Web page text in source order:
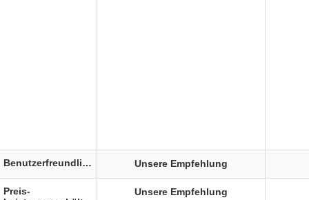
Unsere Empfehlung
Unsere Empfehlung
Benutzerfreundlichkeit
Preis-